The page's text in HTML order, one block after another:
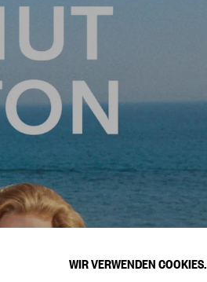
WIR VERWENDEN COOKIES.